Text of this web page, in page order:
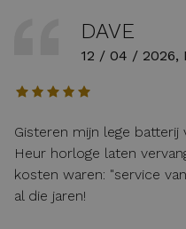
DAVE
12 / 04 / 2026,
Gisteren mijn lege batterij
Heur horloge laten
kosten waren: "service
al die jaren!